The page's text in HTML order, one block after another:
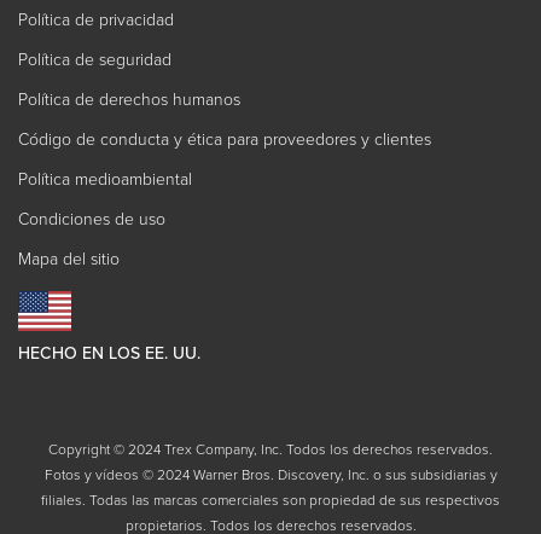
Política de privacidad
Política de seguridad
Política de derechos humanos
Código de conducta y ética para proveedores y clientes
Política medioambiental
Condiciones de uso
Mapa del sitio
HECHO EN LOS EE. UU.
Copyright © 2024 Trex Company, Inc. Todos los derechos reservados.
Fotos y vídeos © 2024 Warner Bros. Discovery, Inc. o sus subsidiarias y
filiales. Todas las marcas comerciales son propiedad de sus respectivos
propietarios. Todos los derechos reservados.